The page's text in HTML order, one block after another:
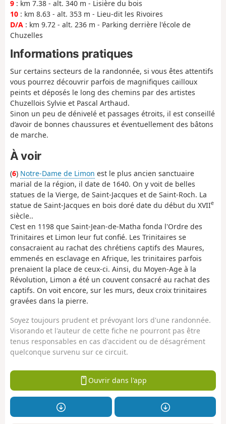
9 : km 7.38 - alt. 340 m - Lisière du bois
10 : km 8.63 - alt. 353 m - Lieu-dit les Rivoires
D/A : km 9.72 - alt. 236 m - Parking derrière l'école de
Chuzelles
Informations pratiques
Sur certains secteurs de la randonnée, si vous êtes attentifs
vous pourrez découvrir parfois de magnifiques cailloux
peints et déposés le long des chemins par des artistes
Chuzellois Sylvie et Pascal Arthaud.
Sinon un peu de dénivelé et passages étroits, il est conseillé
d’avoir de bonnes chaussures et éventuellement des bâtons
de marche.
À voir
(6) Notre-Dame de Limon est le plus ancien sanctuaire
marial de la région, il date de 1640. On y voit de belles
statues de la Vierge, de Saint-Jacques et de Saint-Roch. La
statue de Saint-Jacques en bois doré date du début du XVIIe
siècle..
C’est en 1198 que Saint-Jean-de-Matha fonda l'Ordre des
Trinitaires et Limon leur fut confié. Les Trinitaires se
consacraient au rachat des chrétiens captifs des Maures,
emmenés en esclavage en Afrique, les trinitaires parfois
prenaient la place de ceux-ci. Ainsi, du Moyen-Age à la
Révolution, Limon a été un couvent consacré au rachat des
captifs. On voit encore, sur les murs, deux croix trinitaires
gravées dans la pierre.
Soyez toujours prudent et prévoyant lors d'une randonnée.
Visorando et l'auteur de cette fiche ne pourront pas être
tenus responsables en cas d'accident ou de désagrément
quelconque survenu sur ce circuit.
Ouvrir dans l'app